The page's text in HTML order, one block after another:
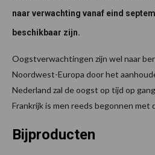
naar verwachting vanaf eind
beschikbaar zijn.
Oogstverwachtingen zijn wel naar
Noordwest-Europa door het
Nederland zal de oogst op tijd op
Frankrijk is men reeds begonnen met
Bijproducten